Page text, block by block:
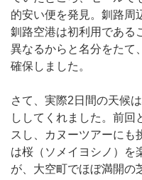
的安い便を発見。釧路周
釧路空港は初利用である
異なるからと名分をたて
確保しました。
さて、実際2日間の天候
ししてくれました。前回
スし、カヌーツアーにも
は桜（ソメイヨシノ）を
が、大空町でほぼ満開の